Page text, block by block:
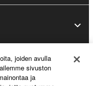
joiden avulla
sivuston
ja